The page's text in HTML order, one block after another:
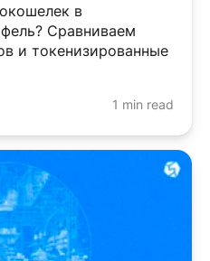
в
Сравниваем
и токенизированные
1 min read